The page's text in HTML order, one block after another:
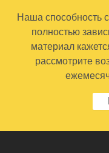
Наша способность
полностью
материал
рассмотрите